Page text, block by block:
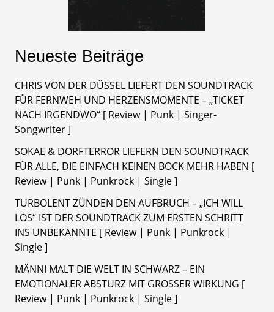
Neueste Beiträge
CHRIS VON DER DÜSSEL LIEFERT DEN SOUNDTRACK
FÜR FERNWEH UND HERZENSMOMENTE – „TICKET
NACH IRGENDWO“ [ Review | Punk | Singer-
Songwriter ]
SOKAE & DORFTERROR LIEFERN DEN SOUNDTRACK
FÜR ALLE, DIE EINFACH KEINEN BOCK MEHR HABEN [
Review | Punk | Punkrock | Single ]
TURBOLENT ZÜNDEN DEN AUFBRUCH – „ICH WILL
LOS“ IST DER SOUNDTRACK ZUM ERSTEN SCHRITT
INS UNBEKANNTE [ Review | Punk | Punkrock |
Single ]
MÄNNI MALT DIE WELT IN SCHWARZ – EIN
EMOTIONALER ABSTURZ MIT GROSSER WIRKUNG [
Review | Punk | Punkrock | Single ]